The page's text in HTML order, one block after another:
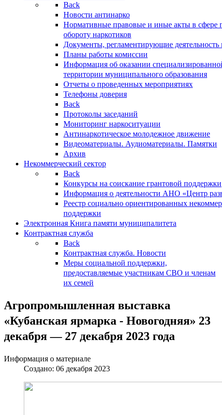
Back
Новости антинарко
Нормативные правовые и иные акты в сфере
обороту наркотиков
Документы, регламентирующие деятельность
Планы работы комиссии
Информация об оказании
территории муниципального образования
Отчеты о проведенных мероприятиях
Телефоны доверия
Back
Протоколы заседаний
Мониторинг наркоситуации
Антинаркотическое молодежное движение
Видеоматериалы. Аудиоматериалы. Памятки
Архив
Некоммерческий сектор
Back
Конкурсы на соискание грантовой поддержки
Информация о деятельности АНО «Центр
Реестр социально ориентированных
поддержки
Электронная Книга памяти муниципалитета
Контрактная служба
Back
Контрактная служба. Новости
Меры социальной поддержки,
предоставляемые участникам СВО и членам
их семей
Агропромышленная выставка
«Кубанская ярмарка - Новогодняя» 23
декабря — 27 декабря 2023 года
Информация о материале
Создано: 06 декабря 2023